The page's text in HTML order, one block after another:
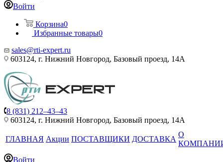
Войти
Корзина0
Избранные товары0
sales@rti-expert.ru
603124, г. Нижний Новгород, Базовый проезд, 14А
8 (831) 212–43–43
603124, г. Нижний Новгород, Базовый проезд, 14А
ГЛАВНАЯ Акции ПОСТАВЩИКИ ДОСТАВКА
О
Войти